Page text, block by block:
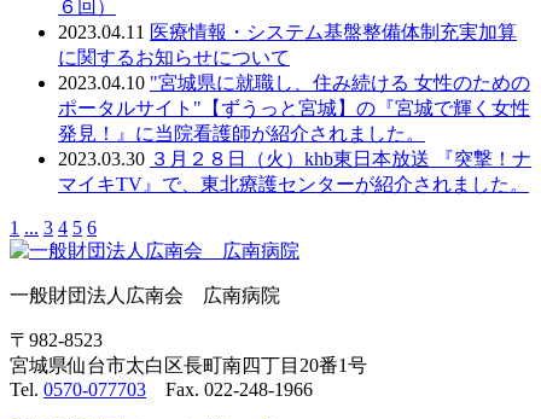
６回）
2023.04.11 医療情報・システム基盤整備体制充実加算
に関するお知らせについて
2023.04.10 "宮城県に就職し、住み続ける 女性のための
ポータルサイト"【ずうっと宮城】の『宮城で輝く女性
発見！』に当院看護師が紹介されました。
2023.03.30 ３月２８日（火）khb東日本放送 『突撃！ナ
マイキTV』で、東北療護センターが紹介されました。
1 ... 3 4 5 6
一般財団法人広南会 広南病院
〒982-8523
宮城県仙台市太白区長町南四丁目20番1号
Tel. 0570-077703 Fax. 022-248-1966